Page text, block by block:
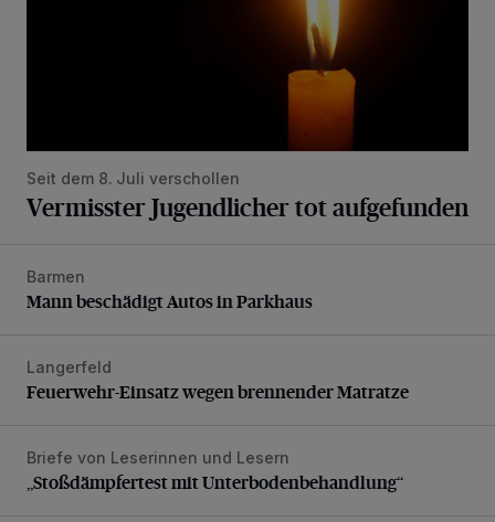
Seit dem 8. Juli verschollen
Vermisster Jugendlicher tot aufgefunden
Mann beschädigt Autos in Parkhaus
Barmen
Mann beschädigt Autos in Parkhaus
Feuerwehr-Einsatz wegen brennender Matratze
Langerfeld
Feuerwehr-Einsatz wegen brennender Matratze
„Stoßdämpfertest mit Unterbodenbehandlung“
Briefe von Leserinnen und Lesern
„Stoßdämpfertest mit Unterbodenbehandlung“